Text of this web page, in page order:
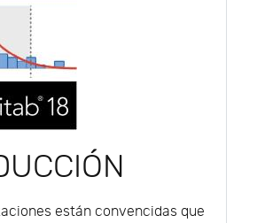
están convencidas que